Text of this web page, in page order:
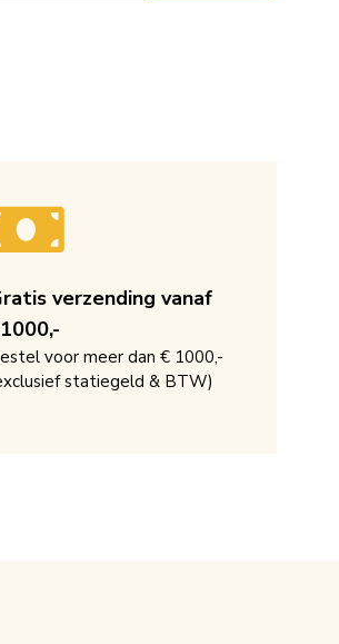
verzending vanaf
voor meer dan € 1000,-
statiegeld & BTW)